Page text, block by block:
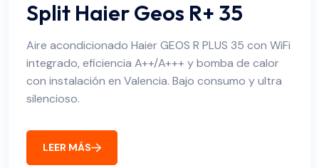
Split Haier Geos R+ 35
Aire acondicionado Haier GEOS R PLUS 35 con WiFi
integrado, eficiencia A++/A+++ y bomba de calor
con instalación en Valencia. Bajo consumo y ultra
silencioso.
LEER MÁS